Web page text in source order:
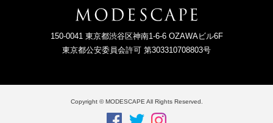
150-0041 東京都渋谷区神南1-6-6 OZAWAビル6F
東京都公安委員会許可 第303310708803号
Copyright © MODESCAPE All Rights Reserved.